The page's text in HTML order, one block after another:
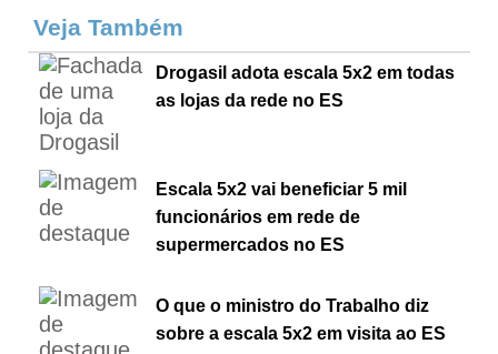
Veja Também
Drogasil adota escala 5x2 em todas
as lojas da rede no ES
Escala 5x2 vai beneficiar 5 mil
funcionários em rede de
supermercados no ES
O que o ministro do Trabalho diz
sobre a escala 5x2 em visita ao ES